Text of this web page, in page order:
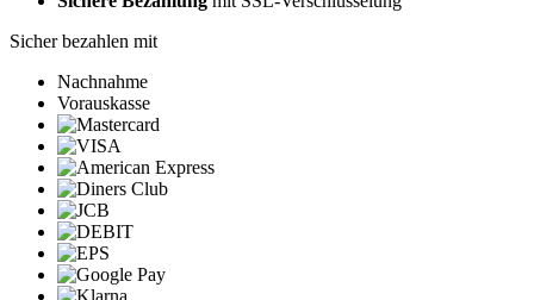
Sicher bezahlen mit
Nachnahme
Vorauskasse